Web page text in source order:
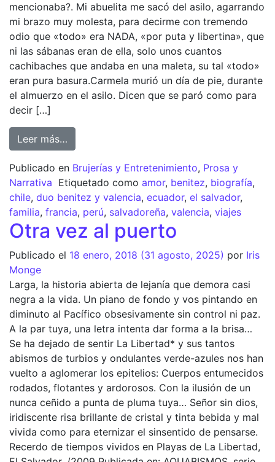
mencionaba?. Mi abuelita me sacó del asilo, agarrando
mi brazo muy molesta, para decirme con tremendo
odio que «todo» era NADA, «por puta y libertina», que
ni las sábanas eran de ella, solo unos cuantos
cachibaches que andaba en una maleta, su tal «todo»
eran pura basura.Carmela murió un día de pie, durante
el almuerzo en el asilo. Dicen que se paró como para
decir […]
Leer más…
Publicado en Brujerías y Entretenimiento, Prosa y
Narrativa Etiquetado como amor, benitez, biografía,
chile, duo benitez y valencia, ecuador, el salvador,
familia, francia, perú, salvadoreña, valencia, viajes
Otra vez al puerto
Publicado el 18 enero, 2018 (31 agosto, 2025) por Iris
Monge
Larga, la historia abierta de lejanía que demora casi
negra a la vida. Un piano de fondo y vos pintando en
diminuto al Pacífico obsesivamente sin control ni paz.
A la par tuya, una letra intenta dar forma a la brisa…
Se ha dejado de sentir La Libertad* y sus tantos
abismos de turbios y ondulantes verde-azules nos han
vuelto a aglomerar los epitelios: Cuerpos entumecidos
rodados, flotantes y ardorosos. Con la ilusión de un
nunca ceñido a punta de pluma tuya… Señor sin dios,
iridiscente risa brillante de cristal y tinta bebida y mal
vivida como para eternizar el sinsentido de pensarse.
Recerdo de tiempos vividos en Playas de La Libertad,